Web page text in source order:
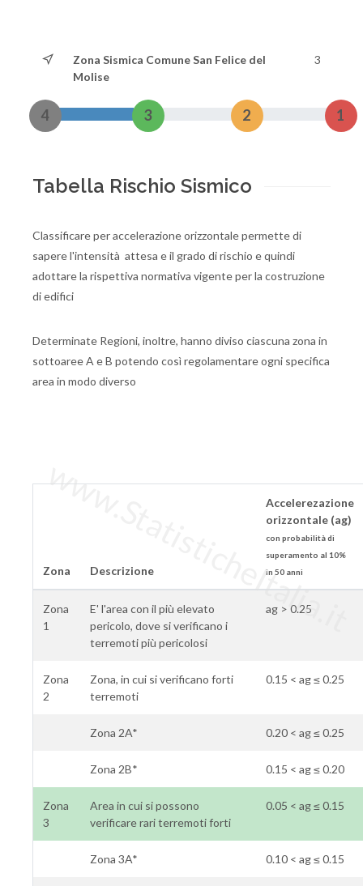
Zona Sismica Comune San Felice del
Molise
3
4 3 2 1
Tabella Rischio Sismico
Classificare per accelerazione orizzontale permette di
sapere l'intensità attesa e il grado di rischio e quindi
adottare la rispettiva normativa vigente per la costruzione
di edifici
Determinate Regioni, inoltre, hanno diviso ciascuna zona in
sottoaree A e B potendo così regolamentare ogni specifica
area in modo diverso
Zona Descrizione
Accelerezazione
orizzontale (ag)
con probabilità di
superamento al 10%
in 50 anni
Zona
1
E' l'area con il più elevato
pericolo, dove si verificano i
terremoti più pericolosi
ag > 0.25
Zona
2
Zona, in cui si verificano forti
terremoti
0.15 < ag ≤ 0.25
Zona 2A* 0.20 < ag ≤ 0.25
Zona 2B* 0.15 < ag ≤ 0.20
Zona
3
Area in cui si possono
verificare rari terremoti forti
0.05 < ag ≤ 0.15
Zona 3A* 0.10 < ag ≤ 0.15
www.StatisticheItalia.it